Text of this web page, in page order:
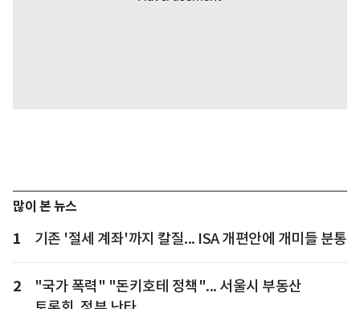
많이 본 뉴스
1 기존 '절세 계좌'까지 칼질... ISA 개편안에 개미들 분통
2
"국가 폭력" "돈키호테 정책"... 서울시 부동산